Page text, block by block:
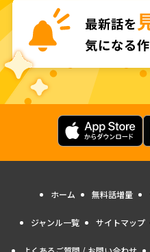
ホーム 無料話増量
ジャンル一覧 サイトマップ